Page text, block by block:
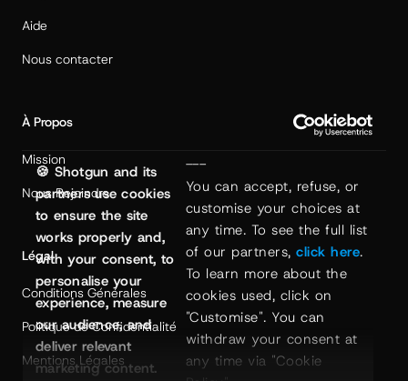
🍪 Shotgun and its
partners use cookies
to ensure the site
works properly and,
with your consent, to
personalise your
experience, measure
our audience, and
deliver relevant
marketing content.
---
You can accept, refuse, or
customise your choices at
any time. To see the full list
of our partners, click here.
To learn more about the
cookies used, click on
"Customise". You can
withdraw your consent at
any time via "Cookie
Aide
Nous contacter
À Propos
Mission
Nous Rejoindre
Légal
Conditions Générales
Politique de Confidentialité
Mentions Légales